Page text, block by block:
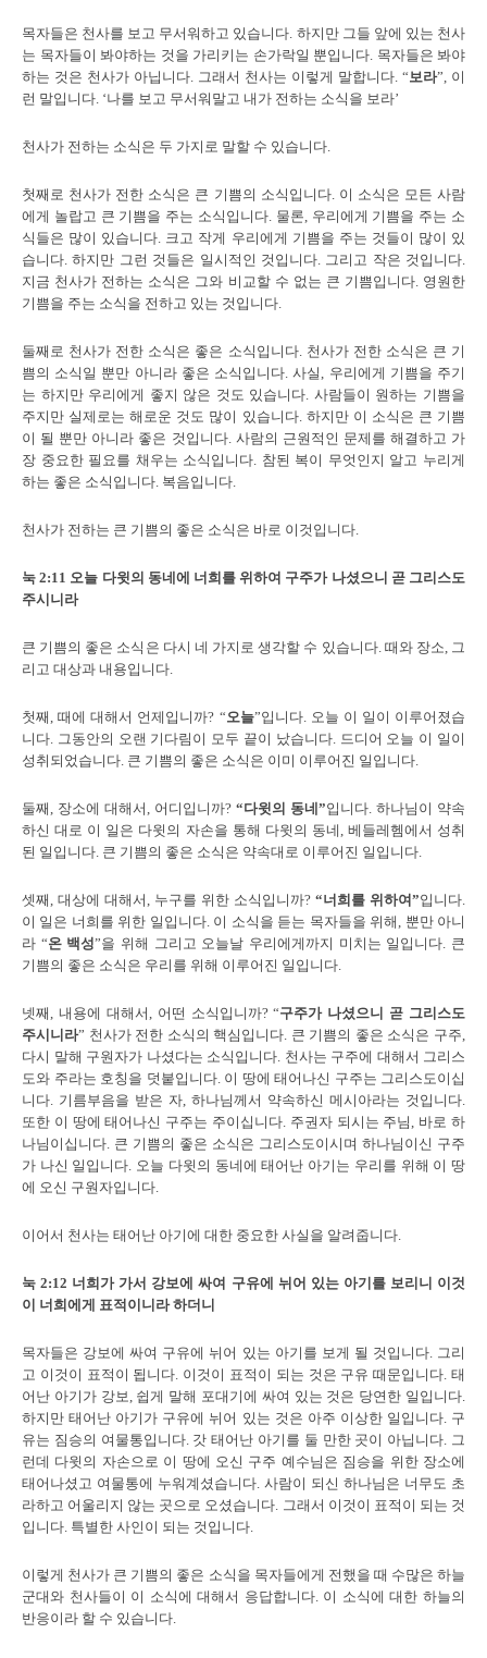
목자들은 천사를 보고 무서워하고 있습니다. 하지만 그들 앞에 있는 천사
는 목자들이 봐야하는 것을 가리키는 손가락일 뿐입니다. 목자들은 봐야
하는 것은 천사가 아닙니다. 그래서 천사는 이렇게 말합니다. “보라”, 이
런 말입니다. ‘나를 보고 무서워말고 내가 전하는 소식을 보라’
천사가 전하는 소식은 두 가지로 말할 수 있습니다.
첫째로 천사가 전한 소식은 큰 기쁨의 소식입니다. 이 소식은 모든 사람
에게 놀랍고 큰 기쁨을 주는 소식입니다. 물론, 우리에게 기쁨을 주는 소
식들은 많이 있습니다. 크고 작게 우리에게 기쁨을 주는 것들이 많이 있
습니다. 하지만 그런 것들은 일시적인 것입니다. 그리고 작은 것입니다.
지금 천사가 전하는 소식은 그와 비교할 수 없는 큰 기쁨입니다. 영원한
기쁨을 주는 소식을 전하고 있는 것입니다.
둘째로 천사가 전한 소식은 좋은 소식입니다. 천사가 전한 소식은 큰 기
쁨의 소식일 뿐만 아니라 좋은 소식입니다. 사실, 우리에게 기쁨을 주기
는 하지만 우리에게 좋지 않은 것도 있습니다. 사람들이 원하는 기쁨을
주지만 실제로는 해로운 것도 많이 있습니다. 하지만 이 소식은 큰 기쁨
이 될 뿐만 아니라 좋은 것입니다. 사람의 근원적인 문제를 해결하고 가
장 중요한 필요를 채우는 소식입니다. 참된 복이 무엇인지 알고 누리게
하는 좋은 소식입니다. 복음입니다.
천사가 전하는 큰 기쁨의 좋은 소식은 바로 이것입니다.
눅2:11 오늘 다윗의 동네에 너희를 위하여 구주가 나셨으니 곧 그리스도
주시니라
큰 기쁨의 좋은 소식은 다시 네 가지로 생각할 수 있습니다. 때와 장소, 그
리고 대상과 내용입니다.
첫째, 때에 대해서 언제입니까? “오늘”입니다. 오늘 이 일이 이루어졌습
니다. 그동안의 오랜 기다림이 모두 끝이 났습니다. 드디어 오늘 이 일이
성취되었습니다. 큰 기쁨의 좋은 소식은 이미 이루어진 일입니다.
둘째, 장소에 대해서, 어디입니까? “다윗의 동네 ”입니다. 하나님이 약속
하신 대로 이 일은 다윗의 자손을 통해 다윗의 동네, 베들레헴에서 성취
된 일입니다. 큰 기쁨의 좋은 소식은 약속대로 이루어진 일입니다.
셋째, 대상에 대해서, 누구를 위한 소식입니까? “너희를 위하여 ”입니다.
이 일은 너희를 위한 일입니다. 이 소식을 듣는 목자들을 위해, 뿐만 아니
라 “온 백성”을 위해 그리고 오늘날 우리에게까지 미치는 일입니다. 큰
기쁨의 좋은 소식은 우리를 위해 이루어진 일입니다.
넷째, 내용에 대해서, 어떤 소식입니까? “구주가 나셨으니 곧 그리스도
주시니라” 천사가 전한 소식의 핵심입니다. 큰 기쁨의 좋은 소식은 구주,
다시 말해 구원자가 나셨다는 소식입니다. 천사는 구주에 대해서 그리스
도와 주라는 호칭을 덧붙입니다. 이 땅에 태어나신 구주는 그리스도이십
니다. 기름부음을 받은 자, 하나님께서 약속하신 메시아라는 것입니다.
또한 이 땅에 태어나신 구주는 주이십니다. 주권자 되시는 주님, 바로 하
나님이십니다. 큰 기쁨의 좋은 소식은 그리스도이시며 하나님이신 구주
가 나신 일입니다. 오늘 다윗의 동네에 태어난 아기는 우리를 위해 이 땅
에 오신 구원자입니다.
이어서 천사는 태어난 아기에 대한 중요한 사실을 알려줍니다.
눅2:12 너희가 가서 강보에 싸여 구유에 뉘어 있는 아기를 보리니 이것
이 너희에게 표적이니라 하더니
목자들은 강보에 싸여 구유에 뉘어 있는 아기를 보게 될 것입니다. 그리
고 이것이 표적이 됩니다. 이것이 표적이 되는 것은 구유 때문입니다. 태
어난 아기가 강보, 쉽게 말해 포대기에 싸여 있는 것은 당연한 일입니다.
하지만 태어난 아기가 구유에 뉘어 있는 것은 아주 이상한 일입니다. 구
유는 짐승의 여물통입니다. 갓 태어난 아기를 둘 만한 곳이 아닙니다. 그
런데 다윗의 자손으로 이 땅에 오신 구주 예수님은 짐승을 위한 장소에
태어나셨고 여물통에 누워계셨습니다. 사람이 되신 하나님은 너무도 초
라하고 어울리지 않는 곳으로 오셨습니다. 그래서 이것이 표적이 되는 것
입니다. 특별한 사인이 되는 것입니다.
이렇게 천사가 큰 기쁨의 좋은 소식을 목자들에게 전했을 때 수많은 하늘
군대와 천사들이 이 소식에 대해서 응답합니다. 이 소식에 대한 하늘의
반응이라 할 수 있습니다.